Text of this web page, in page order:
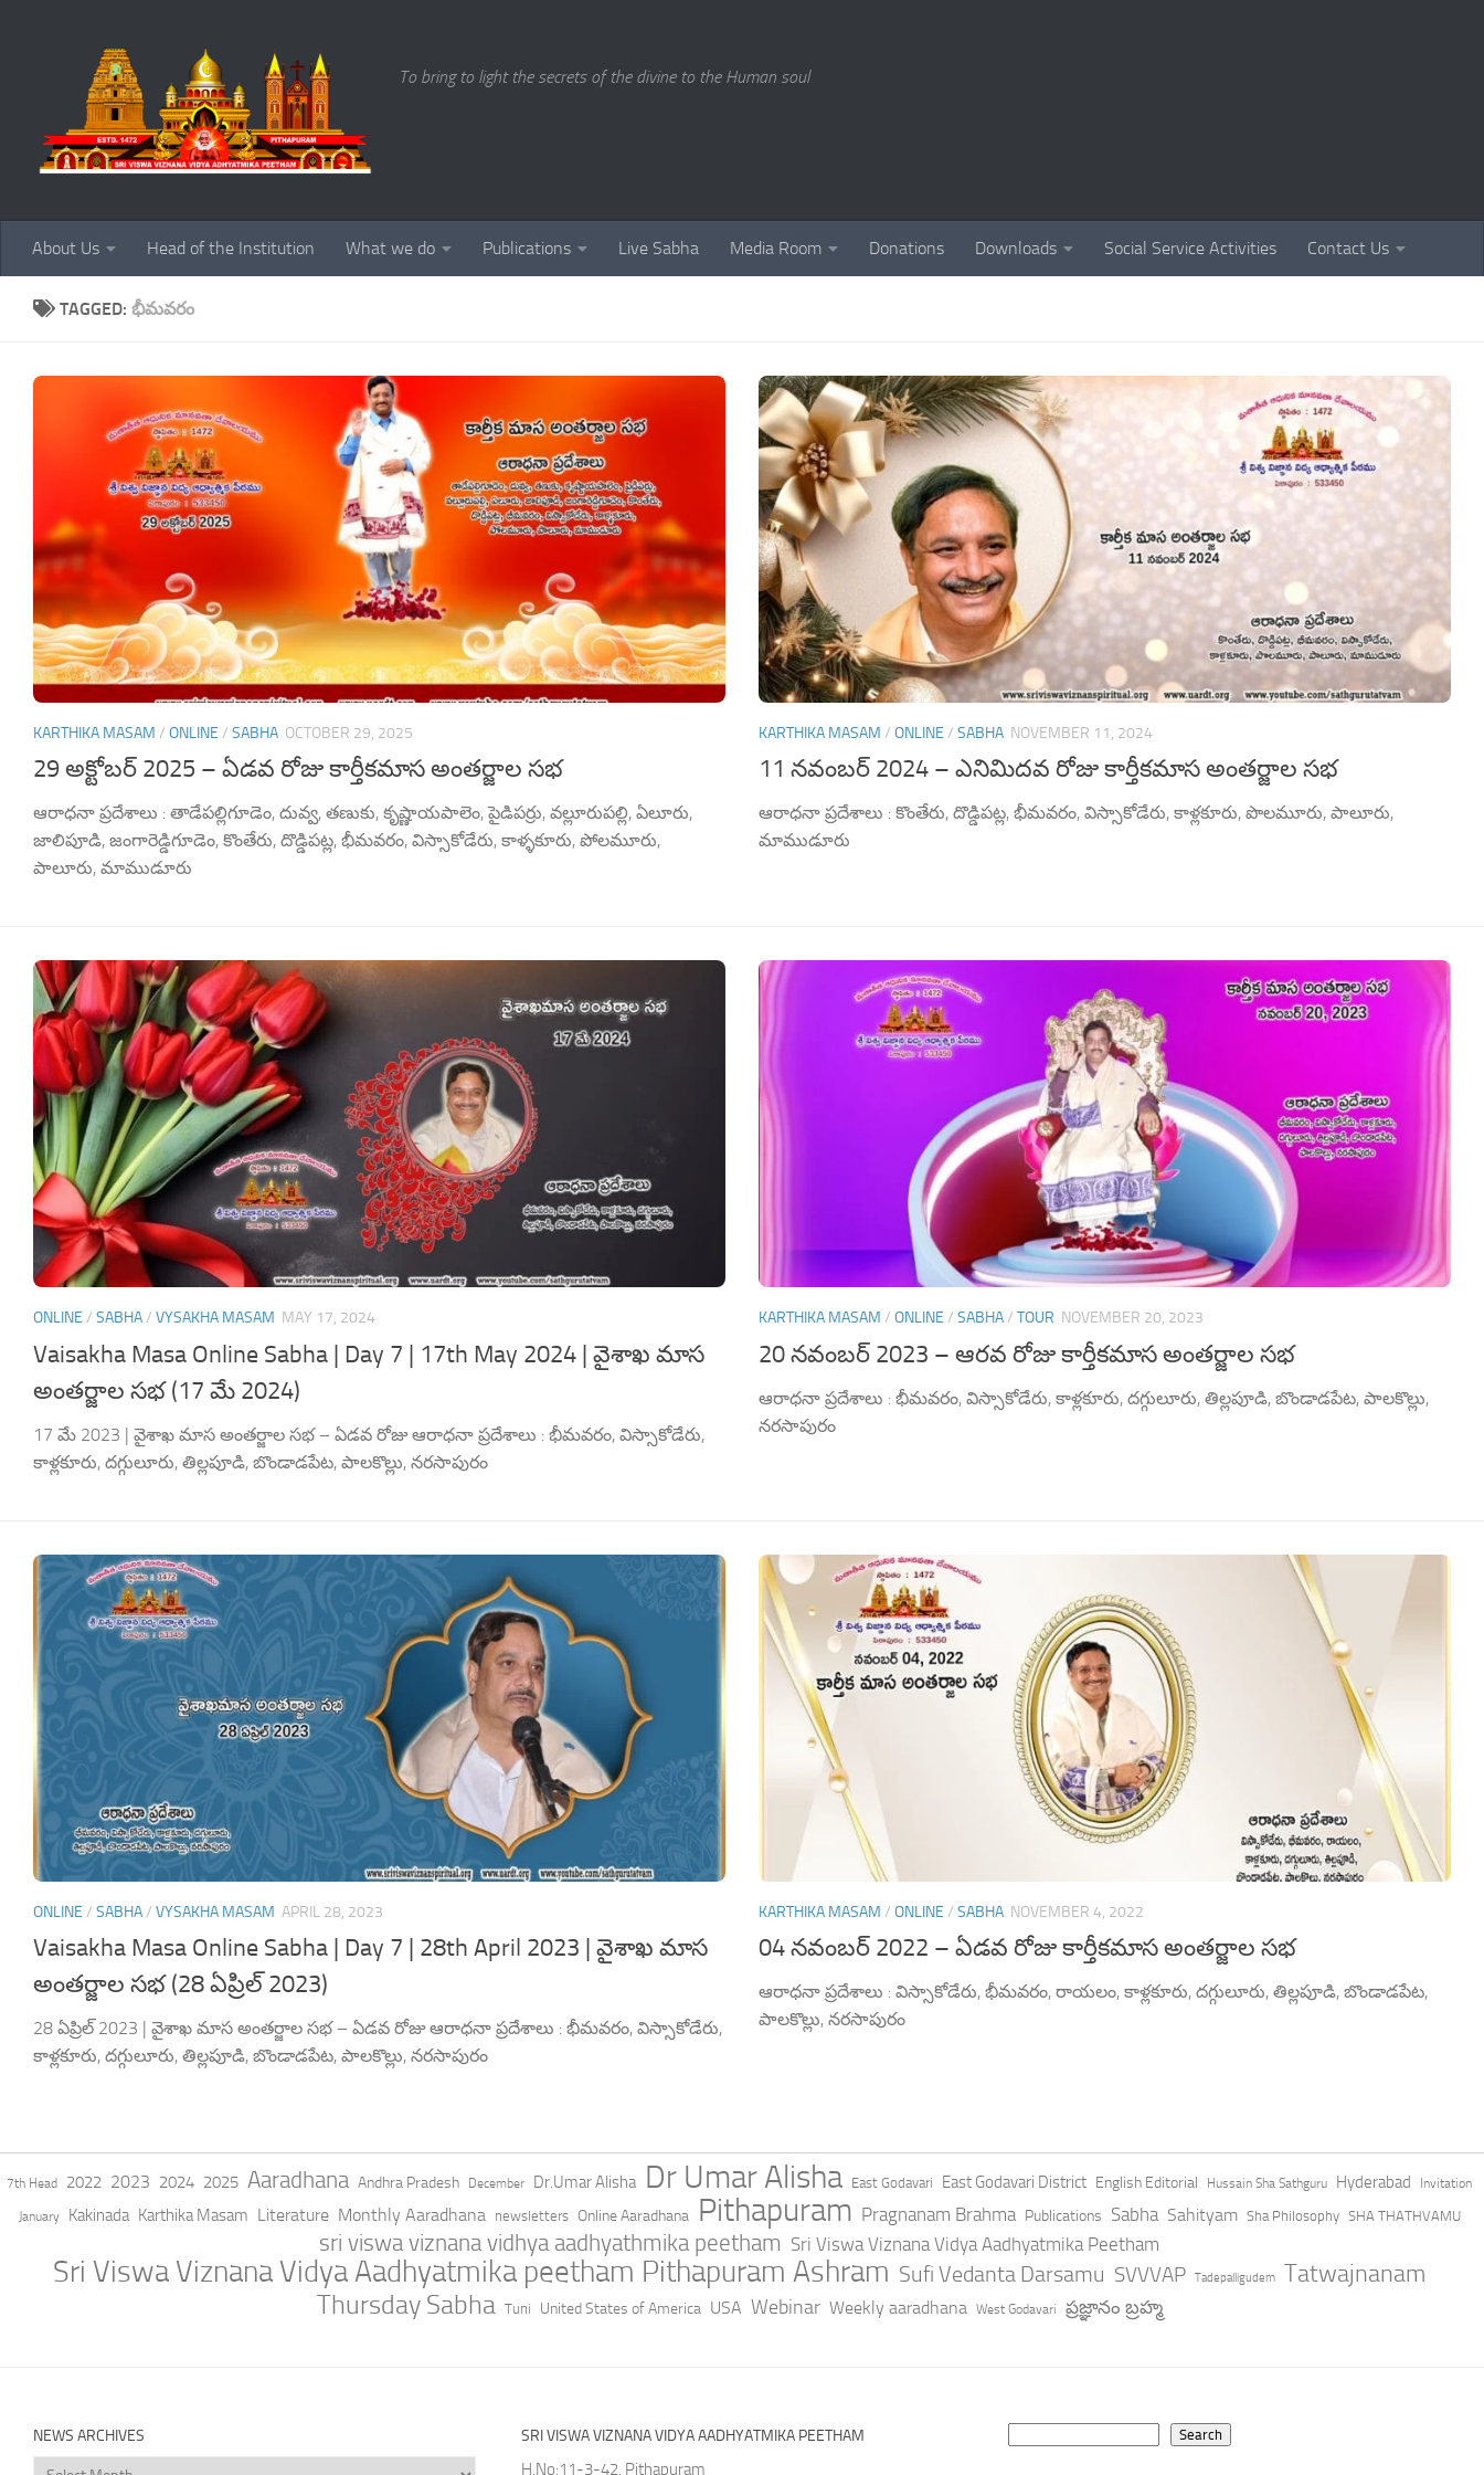
To bring to light the secrets of the divine to the Human soul
About Us Head of the Institution What we do Publications Live Sabha Media Room Donations Downloads Social Service Activities Contact Us
TAGGED: భీమవరం
KARTHIKA MASAM / ONLINE / SABHA OCTOBER 29, 2025
29 అక్టోబర్ 2025 – ఏడవ రోజు కార్తీకమాస అంతర్జాల సభ
ఆరాధనా ప్రదేశాలు : తాడేపల్లిగూడెం, దువ్వ, తణుకు, కృష్ణాయపాలెం, పైడిపర్రు, వల్లూరుపల్లి, ఏలూరు,
జాలిపూడి, జంగారెడ్డిగూడెం, కొంతేరు, దొడ్డిపట్ల, భీమవరం, విస్సాకోడేరు, కాళ్ళకూరు, పోలమూరు,
పాలూరు, మాముడూరు
KARTHIKA MASAM / ONLINE / SABHA NOVEMBER 11, 2024
11 నవంబర్ 2024 – ఎనిమిదవ రోజు కార్తీకమాస అంతర్జాల సభ
ఆరాధనా ప్రదేశాలు : కొంతేరు, దొడ్డిపట్ల, భీమవరం, విస్సాకోడేరు, కాళ్లకూరు, పొలమూరు, పాలూరు,
మాముడూరు
ONLINE / SABHA/ VYSAKHA MASAM MAY 17, 2024
Vaisakha Masa Online Sabha | Day 7 | 17th May 2024 | వైశాఖ మాస
అంతర్జాల సభ (17 మే 2024)
17 మే 2023 | వైశాఖ మాస అంతర్జాల సభ – ఏడవ రోజు ఆరాధనా ప్రదేశాలు : భీమవరం, విస్సాకోడేరు,
కాళ్లకూరు, దగ్గులూరు, తిల్లపూడి, బొండాడపేట, పాలకొల్లు, నరసాపురం
KARTHIKA MASAM / ONLINE / SABHA/ TOUR NOVEMBER 20, 2023
20 నవంబర్ 2023 – ఆరవ రోజు కార్తీకమాస అంతర్జాల సభ
ఆరాధనా ప్రదేశాలు : భీమవరం, విస్సాకోడేరు, కాళ్లకూరు, దగ్గులూరు, తిల్లపూడి, బొండాడపేట, పాలకొల్లు,
నరసాపురం
ONLINE / SABHA/ VYSAKHA MASAM APRIL 28, 2023
Vaisakha Masa Online Sabha | Day 7 | 28th April 2023 | వైశాఖ మాస
అంతర్జాల సభ (28 ఏప్రిల్ 2023)
28 ఏప్రిల్ 2023 | వైశాఖ మాస అంతర్జాల సభ – ఏడవ రోజు ఆరాధనా ప్రదేశాలు : భీమవరం, విస్సాకోడేరు,
కాళ్లకూరు, దగ్గులూరు, తిల్లపూడి, బొండాడపేట, పాలకొల్లు, నరసాపురం
KARTHIKA MASAM / ONLINE / SABHA NOVEMBER 4, 2022
04 నవంబర్ 2022 – ఏడవ రోజు కార్తీకమాస అంతర్జాల సభ
ఆరాధనా ప్రదేశాలు : విస్సాకోడేరు, భీమవరం, రాయలం, కాళ్లకూరు, దగ్గులూరు, తిల్లపూడి, బొండాడపేట,
పాలకొల్లు, నరసాపురం
7th Head 2022 2023 2024 2025 Aaradhana Andhra Pradesh December Dr.Umar Alisha Dr Umar Alisha East Godavari East Godavari District English Editorial Hussain Sha Sathguru Hyderabad Invitation
January Kakinada Karthika Masam Literature Monthly Aaradhana newsletters Online Aaradhana Pithapuram Pragnanam Brahma Publications Sabha Sahityam Sha Philosophy SHA THATHVAMU
sri viswa viznana vidhya aadhyathmika peetham Sri Viswa Viznana Vidya Aadhyatmika Peetham
Sri Viswa Viznana Vidya Aadhyatmika peetham Pithapuram Ashram Sufi Vedanta Darsamu SVVVAP Tadepalligudem Tatwajnanam
Thursday Sabha Tuni United States of America USA Webinar Weekly aaradhana West Godavari ప్రజ్ఞానం బ్రహ్మ
NEWS ARCHIVES
News
SRI VISWA VIZNANA VIDYA AADHYATMIKA PEETHAM
H.No:11-3-42, Pithapuram
Search